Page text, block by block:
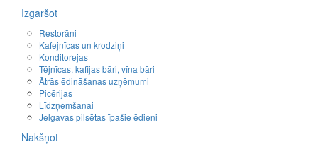
Izgaršot
Restorāni
Kafejnīcas un krodziņi
Konditorejas
Tējnīcas, kafijas bāri, vīna bāri
Ātrās ēdināšanas uzņēmumi
Picērijas
Līdzņemšanai
Jelgavas pilsētas īpašie ēdieni
Nakšņot